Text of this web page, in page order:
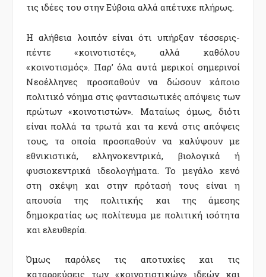
τις ιδέες του στην Εύβοια αλλά απέτυχε πλήρως.
Η αλήθεια λοιπόν είναι ότι υπήρξαν τέσσερις-
πέντε «κοινοτιστές», αλλά καθόλου
«κοινοτισμός». Παρ’ όλα αυτά μερικοί σημερινοί
Νεοέλληνες προσπαθούν να δώσουν κάποιο
πολιτικό νόημα στις φαντασιωτικές απόψεις των
πρώτων «κοινοτιστών». Ματαίως όμως, διότι
είναι πολλά τα τρωτά και τα κενά στις απόψεις
τους, τα οποία προσπαθούν να καλύψουν με
εθνικιστικά, ελληνοκεντρικά, βιολογικά ή
φυσιοκεντρικά ιδεολογήματα. Το μεγάλο κενό
στη σκέψη και στην πρότασή τους είναι η
απουσία της πολιτικής και της άμεσης
δημοκρατίας ως πολίτευμα με πολιτική ισότητα
και ελευθερία.
Όμως παρόλες τις αποτυχίες και τις
καταρρεύσεις των «κοινοτιστικών» ιδεών και